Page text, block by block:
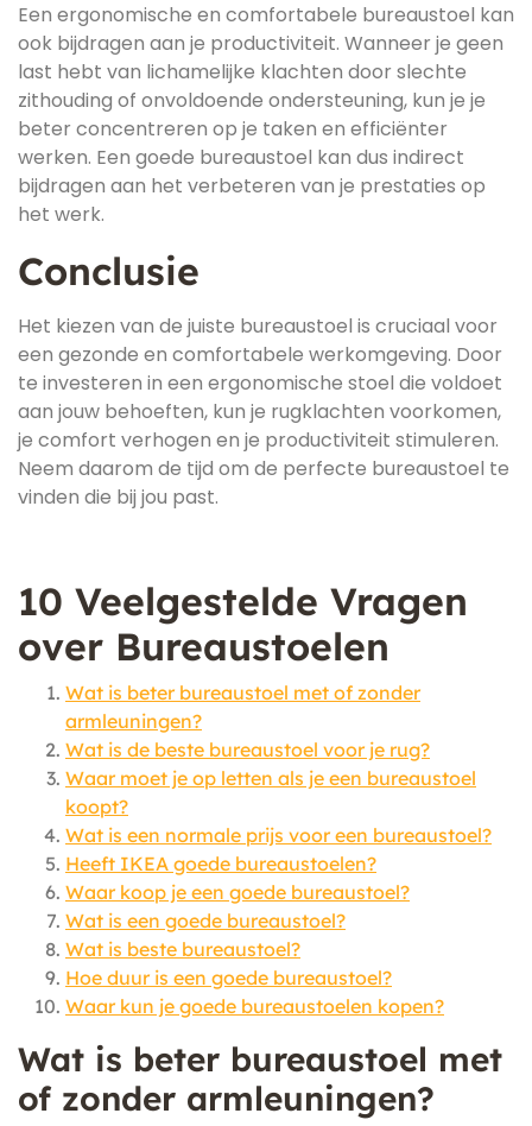
Een ergonomische en comfortabele bureaustoel kan
ook bijdragen aan je productiviteit. Wanneer je geen
last hebt van lichamelijke klachten door slechte
zithouding of onvoldoende ondersteuning, kun je je
beter concentreren op je taken en efficiënter
werken. Een goede bureaustoel kan dus indirect
bijdragen aan het verbeteren van je prestaties op
het werk.
Conclusie
Het kiezen van de juiste bureaustoel is cruciaal voor
een gezonde en comfortabele werkomgeving. Door
te investeren in een ergonomische stoel die voldoet
aan jouw behoeften, kun je rugklachten voorkomen,
je comfort verhogen en je productiviteit stimuleren.
Neem daarom de tijd om de perfecte bureaustoel te
vinden die bij jou past.
10 Veelgestelde Vragen
over Bureaustoelen
Wat is beter bureaustoel met of zonder
armleuningen?
Wat is de beste bureaustoel voor je rug?
Waar moet je op letten als je een bureaustoel
koopt?
Wat is een normale prijs voor een bureaustoel?
Heeft IKEA goede bureaustoelen?
Waar koop je een goede bureaustoel?
Wat is een goede bureaustoel?
Wat is beste bureaustoel?
Hoe duur is een goede bureaustoel?
Waar kun je goede bureaustoelen kopen?
Wat is beter bureaustoel met
of zonder armleuningen?